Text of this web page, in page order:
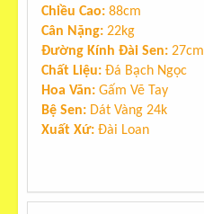
Chiều Cao: 88cm
Cân Nặng: 22kg
Đường Kính Đài Sen: 27cm
Chất Liệu: Đá Bạch Ngọc
Hoa Văn: Gấm Vẽ Tay
Bệ Sen: Dát Vàng 24k
Xuất Xứ: Đài Loan